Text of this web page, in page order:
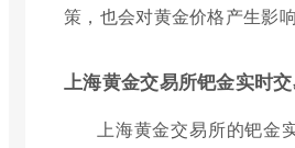
策，也会对黄金价格产生影响
上海黄金交易所钯金实时
上海黄金交易所的钯金